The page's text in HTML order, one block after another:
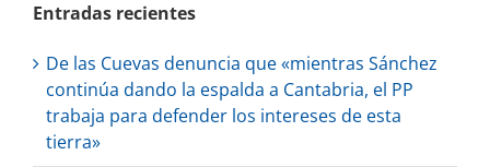
Entradas recientes
De las Cuevas denuncia que «mientras Sánchez
continúa dando la espalda a Cantabria, el PP
trabaja para defender los intereses de esta
tierra»